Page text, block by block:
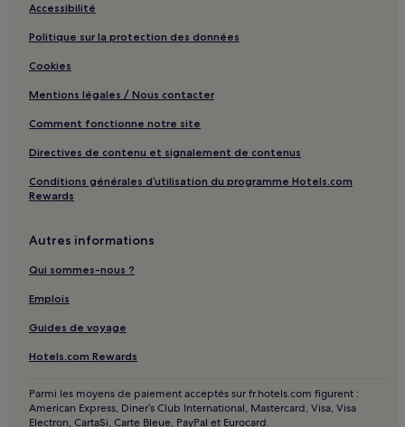
Accessibilité
Politique sur la protection des données
Cookies
Mentions légales / Nous contacter
Comment fonctionne notre site
Directives de contenu et signalement de contenus
Conditions générales d’utilisation du programme Hotels.com
Rewards
Autres informations
Qui sommes-nous ?
Emplois
Guides de voyage
Hotels.com Rewards
Parmi les moyens de paiement acceptés sur fr.hotels.com figurent :
American Express, Diner’s Club International, Mastercard, Visa, Visa
Electron, CartaSi, Carte Bleue, PayPal et Eurocard.